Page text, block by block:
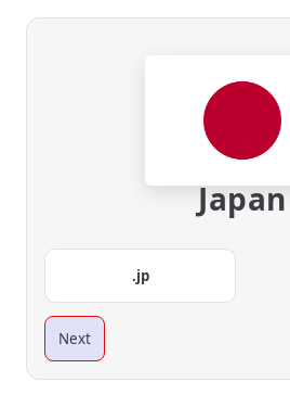
Japan
.jp
Next